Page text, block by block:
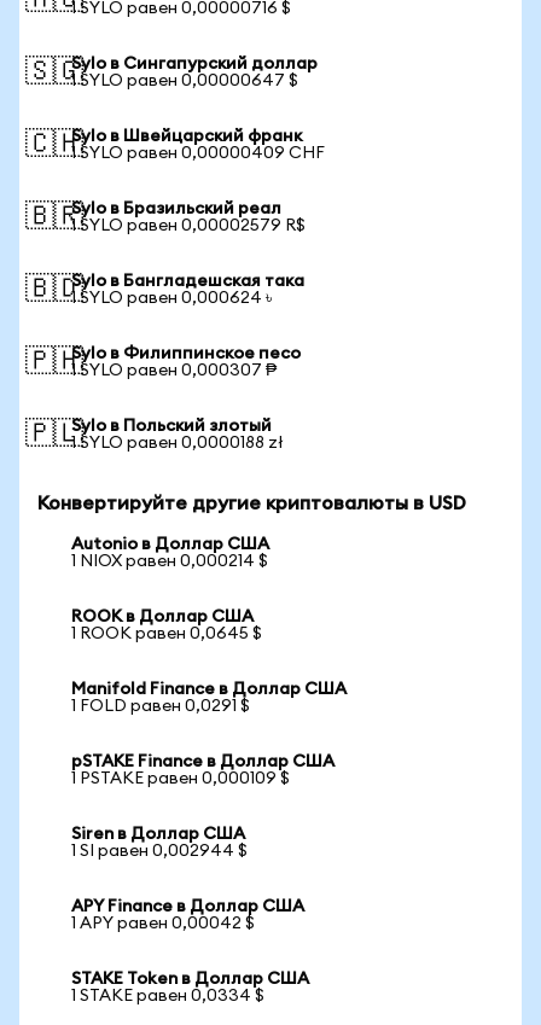
1 SYLO равен 0,00000716 $
🇸🇬Sylo в Сингапурский доллар
1 SYLO равен 0,00000647 $
🇨🇭Sylo в Швейцарский франк
1 SYLO равен 0,00000409 CHF
🇧🇷Sylo в Бразильский реал
1 SYLO равен 0,00002579 R$
🇧🇩Sylo в Бангладешская така
1 SYLO равен 0,000624 ৳
🇵🇭Sylo в Филиппинское песо
1 SYLO равен 0,000307 ₱
🇵🇱Sylo в Польский злотый
1 SYLO равен 0,0000188 zł
Конвертируйте другие криптовалюты в USD
Autonio в Доллар США
1 NIOX равен 0,000214 $
ROOK в Доллар США
1 ROOK равен 0,0645 $
Manifold Finance в Доллар США
1 FOLD равен 0,0291 $
pSTAKE Finance в Доллар США
1 PSTAKE равен 0,000109 $
Siren в Доллар США
1 SI равен 0,002944 $
APY Finance в Доллар США
1 APY равен 0,00042 $
STAKE Token в Доллар США
1 STAKE равен 0,0334 $